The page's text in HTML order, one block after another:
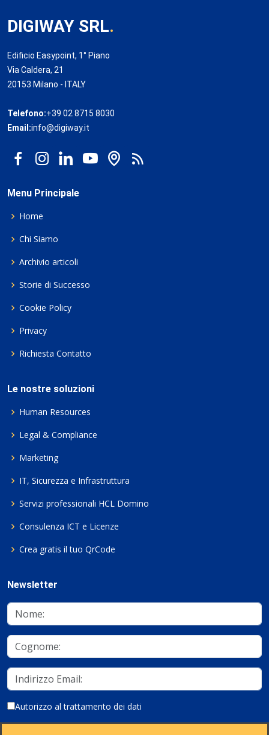
DIGIWAY SRL.
Edificio Easypoint, 1° Piano
Via Caldera, 21
20153 Milano - ITALY
Telefono:+39 02 8715 8030
Email:info@digiway.it
Menu Principale
Home
Chi Siamo
Archivio articoli
Storie di Successo
Cookie Policy
Privacy
Richiesta Contatto
Le nostre soluzioni
Human Resources
Legal & Compliance
Marketing
IT, Sicurezza e Infrastruttura
Servizi professionali HCL Domino
Consulenza ICT e Licenze
Crea gratis il tuo QrCode
Newsletter
Autorizzo al trattamento dei dati